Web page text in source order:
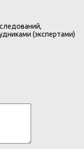
(экспертами)